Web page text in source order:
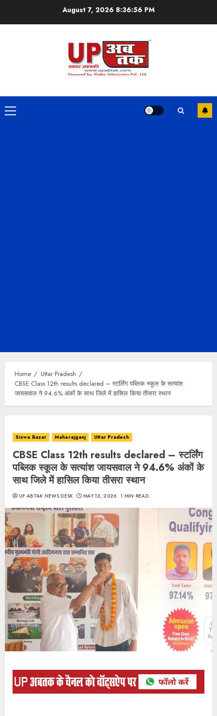
August 7, 2026 8:36:57 PM
Primary
Home
Uttar Pradesh
CBSE Class 12th results declared – स्टर्लिंग पब्लिक स्कूल के सत्यांश
जायसवाल ने 94.6% अंकों के साथ जिले में हासिल किया तीसरा स्थान
Siswa Bazar Maharajganj Uttar Pradesh
CBSE Class 12th results declared – स्टर्लिंग
पब्लिक स्कूल के सत्यांश जायसवाल ने 94.6% अंकों के
साथ जिले में हासिल किया तीसरा स्थान
UP ABTAK NEWS DESK MAY 13, 2026 1 MIN READ